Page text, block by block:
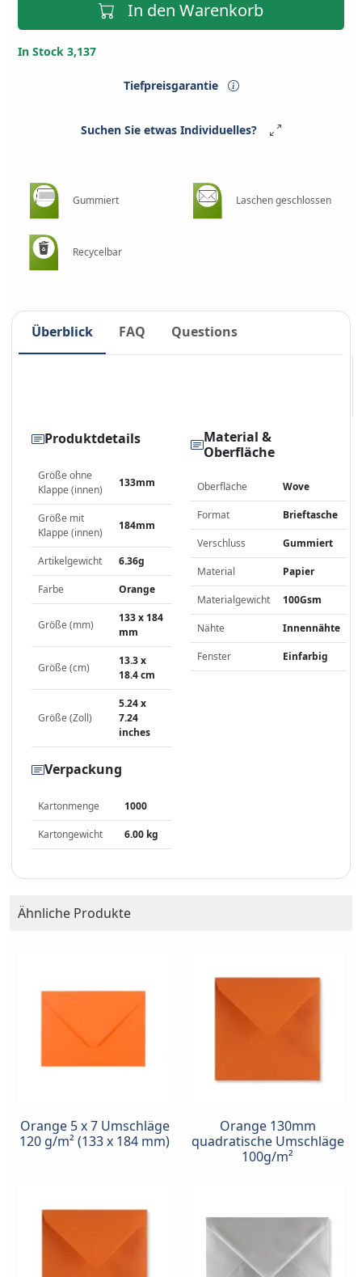
In den Warenkorb
In Stock 3,137
Tiefpreisgarantie
Suchen Sie etwas Individuelles?
Gummiert Laschen geschlossen
Recycelbar
Überblick FAQ Questions
Produktdetails
Größe ohne
Klappe (innen)
133mm
Größe mit
Klappe (innen)
184mm
Artikelgewicht 6.36g
Farbe Orange
Größe (mm)
133 x 184
mm
Größe (cm)
13.3 x
18.4 cm
Größe (Zoll)
5.24 x
7.24
inches
Material &
Oberfläche
Oberfläche Wove
Format Brieftasche
Verschluss Gummiert
Material Papier
Materialgewicht 100Gsm
Nähte Innennähte
Fenster Einfarbig
Verpackung
Kartonmenge 1000
Kartongewicht 6.00 kg
Ähnliche Produkte
Orange 5 x 7 Umschläge
120 g/m² (133 x 184 mm)
Orange 130mm
quadratische Umschläge
100g/m²